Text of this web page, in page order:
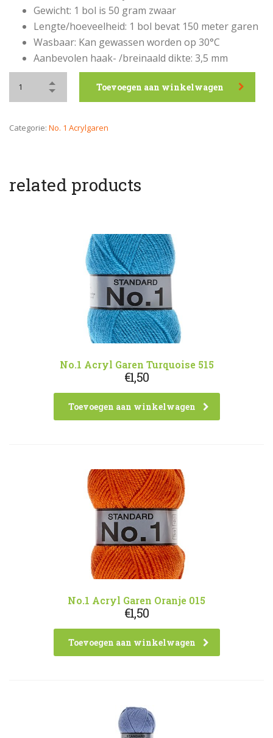
Gewicht: 1 bol is 50 gram zwaar
Lengte/hoeveelheid: 1 bol bevat 150 meter garen
Wasbaar: Kan gewassen worden op 30°C
Aanbevolen haak- /breinaald dikte: 3,5 mm
Toevoegen aan winkelwagen
Categorie: No. 1 Acrylgaren
related products
No.1 Acryl Garen Turquoise 515
€1,50
Toevoegen aan winkelwagen
No.1 Acryl Garen Oranje 015
€1,50
Toevoegen aan winkelwagen